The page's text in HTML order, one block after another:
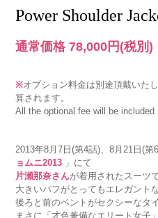
Power Shoulder
通常価格 78,000円 (税別)
※オプション料金は別途頂戴いた
算されます。
All the optional fee will be included
2013年8月7日(第4話)、8月21日(第
ョムニ2013 」にて
片瀬那奈さんが着用されたスーツで
大きいパフがとってもエレガント
後ろと前のベントがセクシーなタ
まさに「才色兼備なエリート女子